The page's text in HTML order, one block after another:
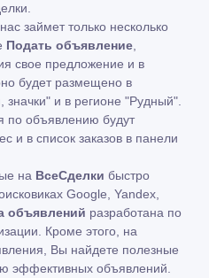
займет только несколько
Подать объявление
свое предложение и в
будет размещено в
и в регионе "Рудный".
по объявлению будут
и в список заказов в панели
на ВсеСделки быстро
Google, Yandex,
объявлений разработана по
Кроме этого, на
Вы найдете полезные
эффективных объявлений.